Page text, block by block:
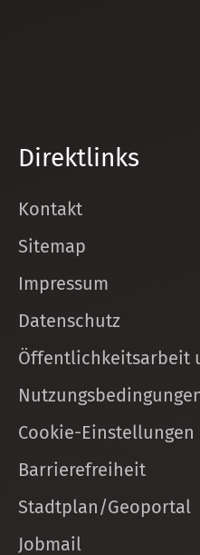
Direktlinks
Kontakt
Sitemap
Impressum
Datenschutz
Öffentlichkeitsarbeit
Cookie-Einstellungen
Barrierefreiheit
Stadtplan/Geoportal
Jobmail